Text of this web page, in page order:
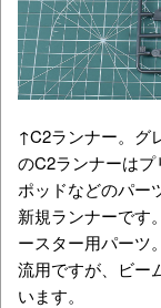
↑C2ランナー。グ
のC2ランナーは
ポッドなどのパー
新規ランナーです
ースター用パーツ
流用ですが、ビー
います。